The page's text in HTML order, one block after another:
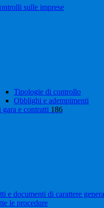
sulle imprese
Tipologie di controllo
Obblighi e adempimenti
e contratti 186
e documenti di carattere
le procedure